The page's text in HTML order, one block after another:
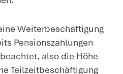
nicht überschreitet.
Geschäftsführer
der